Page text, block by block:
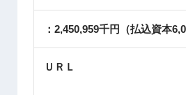
：2,450,959千円（払込資本
ＵＲＬ